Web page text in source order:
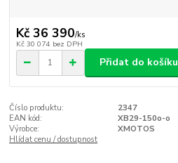
Kč 36 390/ks
Kč 30 074 bez DPH
Přidat do košíku
Číslo produktu:
2347
EAN kód:
XB29-150o-o
Výrobce:
XMOTOS
Hlídat cenu / dostupnost